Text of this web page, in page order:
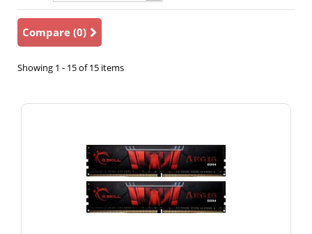
Compare (0)
Showing 1 - 15 of 15 items